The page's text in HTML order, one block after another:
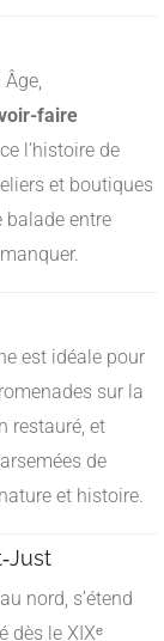
faire
l’histoire de
et boutiques
balade entre
.
est idéale pour
sur la
restauré, et
de
et histoire
nord, s’étend
dès le XIXᵉ